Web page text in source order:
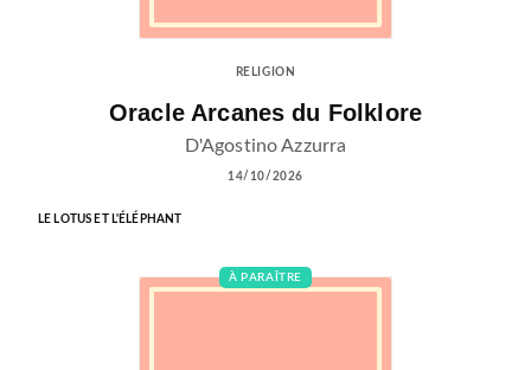
RELIGION
Oracle Arcanes du Folklore
D'Agostino Azzurra
14/10/2026
LE LOTUS ET L'ÉLÉPHANT
À PARAÎTRE